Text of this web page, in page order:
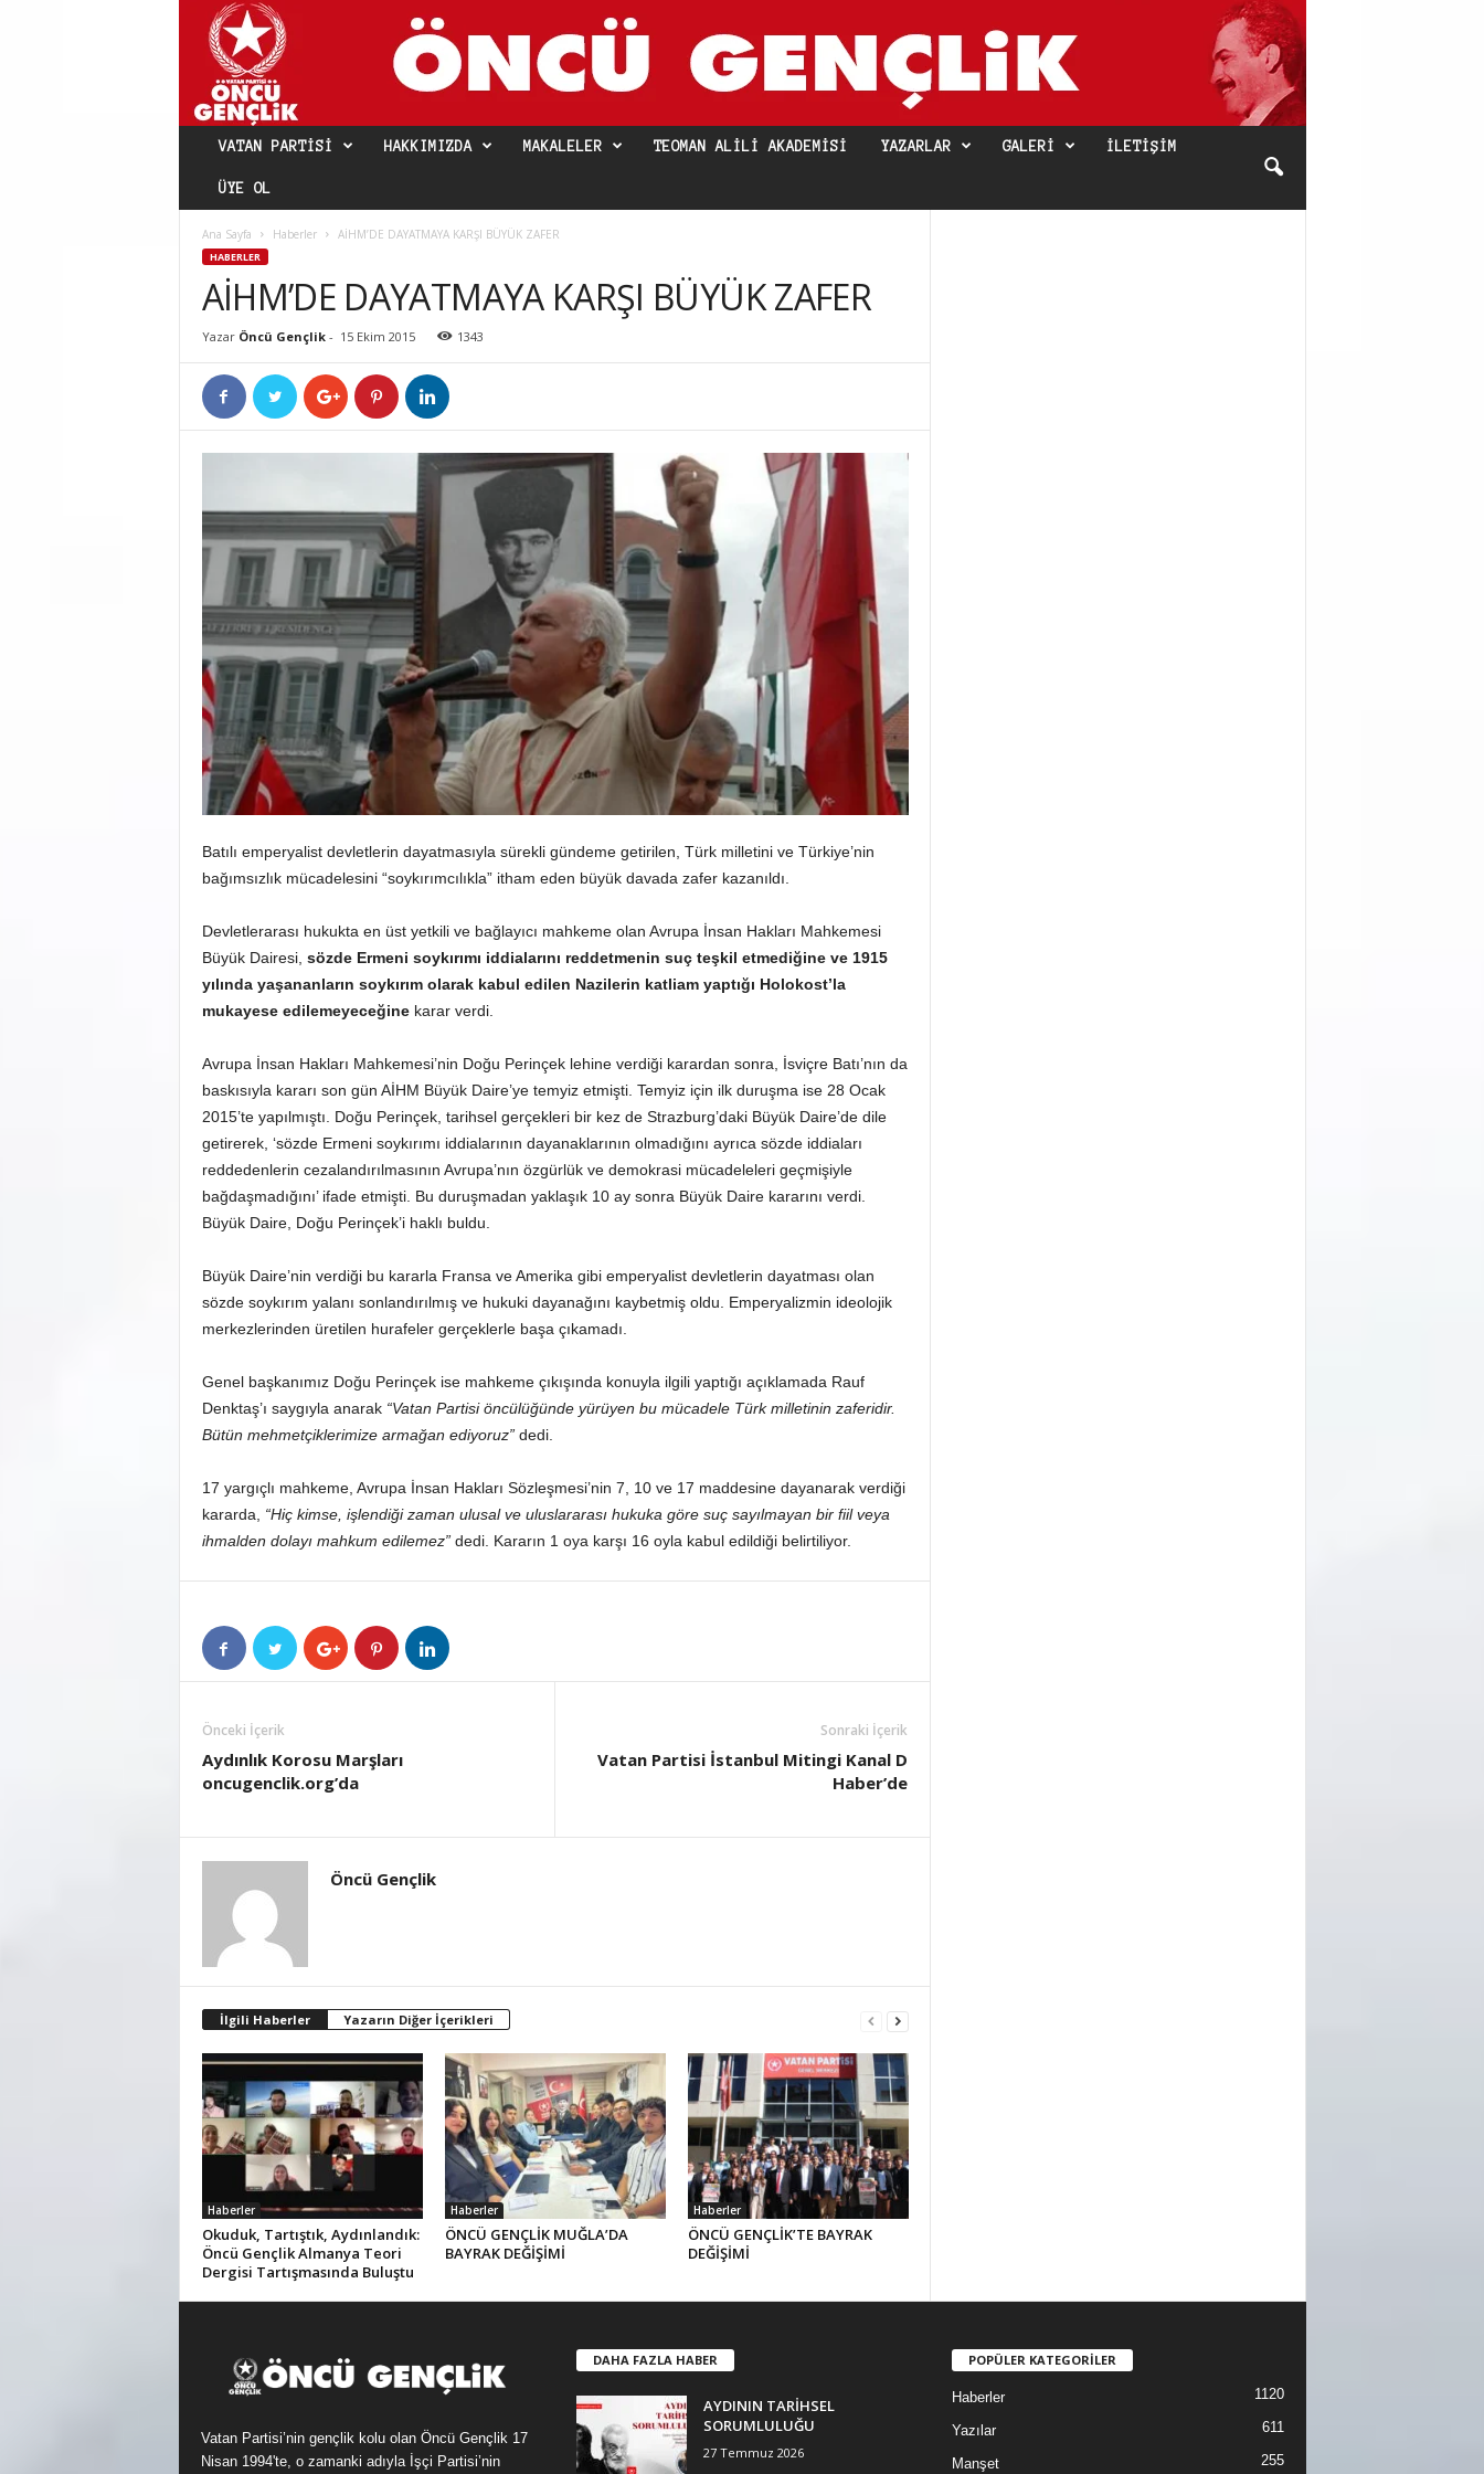
VATAN PARTISI HAKKIMIZDA MAKALELER TEOMAN ALILI AKADEMISI YAZARLAR GALERI İLETIŞIM
ÜYE OL
Ana Sayfa Haberler AİHM’DE DAYATMAYA KARŞI BÜYÜK ZAFER
HABERLER
AİHM’DE DAYATMAYA KARŞI BÜYÜK ZAFER
Yazar Öncü Gençlik- 15 Ekim 2015 1343
Batılı emperyalist devletlerin dayatmasıyla sürekli gündeme getirilen, Türk milletini ve Türkiye’nin
bağımsızlık mücadelesini “soykırımcılıkla” itham eden büyük davada zafer kazanıldı.
Devletlerarası hukukta en üst yetkili ve bağlayıcı mahkeme olan Avrupa İnsan Hakları Mahkemesi
Büyük Dairesi, sözde Ermeni soykırımı iddialarını reddetmenin suç teşkil etmediğine ve 1915
yılında yaşananların soykırım olarak kabul edilen Nazilerin katliam yaptığı Holokost’la
mukayese edilemeyeceğinekarar verdi.
Avrupa İnsan Hakları Mahkemesi’nin Doğu Perinçek lehine verdiği karardan sonra, İsviçre Batı’nın da
baskısıyla kararı son gün AİHM Büyük Daire’ye temyiz etmişti. Temyiz için ilk duruşma ise 28 Ocak
2015’te yapılmıştı. Doğu Perinçek, tarihsel gerçekleri bir kez de Strazburg’daki Büyük Daire’de dile
getirerek, ‘sözde Ermeni soykırımı iddialarının dayanaklarının olmadığını ayrıca sözde iddiaları
reddedenlerin cezalandırılmasının Avrupa’nın özgürlük ve demokrasi mücadeleleri geçmişiyle
bağdaşmadığını’ ifade etmişti. Bu duruşmadan yaklaşık 10 ay sonra Büyük Daire kararını verdi.
Büyük Daire, Doğu Perinçek’i haklı buldu.
Büyük Daire’nin verdiği bu kararla Fransa ve Amerika gibi emperyalist devletlerin dayatması olan
sözde soykırım yalanı sonlandırılmış ve hukuki dayanağını kaybetmiş oldu. Emperyalizmin ideolojik
merkezlerinden üretilen hurafeler gerçeklerle başa çıkamadı.
Genel başkanımız Doğu Perinçek ise mahkeme çıkışında konuyla ilgili yaptığı açıklamada Rauf
Denktaş’ı saygıyla anarak “Vatan Partisi öncülüğünde yürüyen bu mücadele Türk milletinin zaferidir.
Bütün mehmetçiklerimize armağan ediyoruz”dedi.
17 yargıçlı mahkeme, Avrupa İnsan Hakları Sözleşmesi’nin 7, 10 ve 17 maddesine dayanarak verdiği
kararda, “Hiç kimse, işlendiği zaman ulusal ve uluslararası hukuka göre suç sayılmayan bir fiil veya
ihmalden dolayı mahkum edilemez”dedi. Kararın 1 oya karşı 16 oyla kabul edildiği belirtiliyor.
Önceki İçerik
Aydınlık Korosu Marşları
oncugenclik.org’da
Sonraki İçerik
Vatan Partisi İstanbul Mitingi Kanal D
Haber’de
Öncü Gençlik
İlgili Haberler Yazarın Diğer İçerikleri
Haberler
Okuduk, Tartıştık, Aydınlandık:
Öncü Gençlik Almanya Teori
Dergisi Tartışmasında Buluştu
Haberler
ÖNCÜ GENÇLİK MUĞLA’DA
BAYRAK DEĞİŞİMİ
Haberler
ÖNCÜ GENÇLİK’TE BAYRAK
DEĞİŞİMİ
Vatan Partisi’nin gençlik kolu olan Öncü Gençlik 17
Nisan 1994'te, o zamanki adıyla İşçi Partisi’nin
DAHA FAZLA HABER
AYDININ TARİHSEL
SORUMLULUĞU
27 Temmuz 2026
POPÜLER KATEGORİLER
Haberler 1120
Yazılar 611
Manşet 255